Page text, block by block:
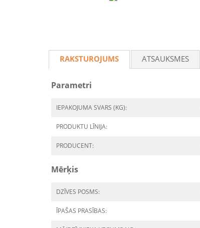
RAKSTUROJUMS ATSAUKSMES
Parametri
IEPAKOJUMA SVARS (KG):
PRODUKTU LĪNIJA:
PRODUCENT:
Mērķis
DZĪVES POSMS:
ĪPAŠAS PRASĪBAS: